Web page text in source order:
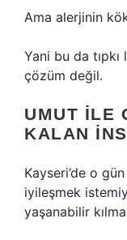
Ama alerjinin
Yani bu da
çözüm değil.
UMUT ILE
KALAN
Kayseri’de o
iyileşmek
yaşanabilir